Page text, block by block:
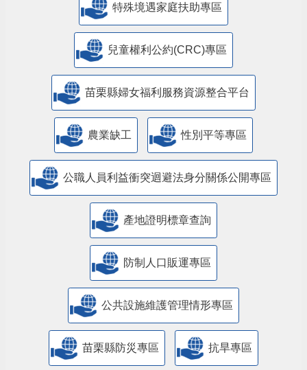
特殊境遇家庭扶助專區
兒童權利公約(CRC)專區
苗栗縣婦女福利服務資源整合平台
農業缺工 性別平等專區
公職人員利益衝突迴避法身分關係公開專區
產地證明標章查詢
防制人口販運專區
​公共設施維護管理情形專區
苗栗縣防災專區 抗旱專區